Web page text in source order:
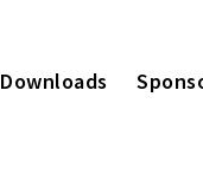
Downloads